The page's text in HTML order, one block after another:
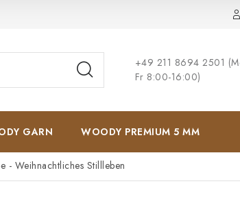
+49 211 8694 2501
Fr 8:00-16:00)
GARN WOODY PREMIUM 5 MM
- Weihnachtliches Stillleben